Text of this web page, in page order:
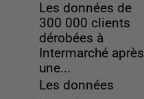
Les données de
300 000 clients
dérobées à
Intermarché après
une...
Les données